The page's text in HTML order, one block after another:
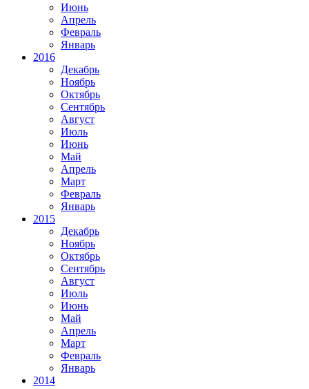
Июнь
Апрель
Февраль
Январь
2016
Декабрь
Ноябрь
Октябрь
Сентябрь
Август
Июль
Июнь
Май
Апрель
Март
Февраль
Январь
2015
Декабрь
Ноябрь
Октябрь
Сентябрь
Август
Июль
Июнь
Май
Апрель
Март
Февраль
Январь
2014